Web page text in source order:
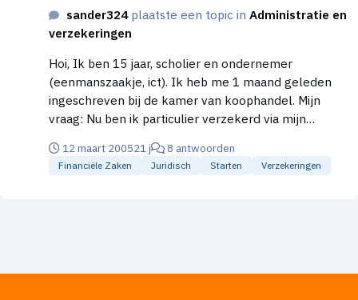
sander324plaatste een topic inAdministratie en
verzekeringen
Hoi, Ik ben 15 jaar, scholier en ondernemer
(eenmanszaakje, ict). Ik heb me 1 maand geleden
ingeschreven bij de kamer van koophandel. Mijn
vraag: Nu ben ik particulier verzekerd via mijn
ziekenfondsverzekerd. Dat vind ik minder leuk, want
als 3e kind ben ik gratis meeverzekerd bij mijn
12 maart 200521 j 8 antwoorden
Financiële Zaken Juridisch Starten Verzekeringen